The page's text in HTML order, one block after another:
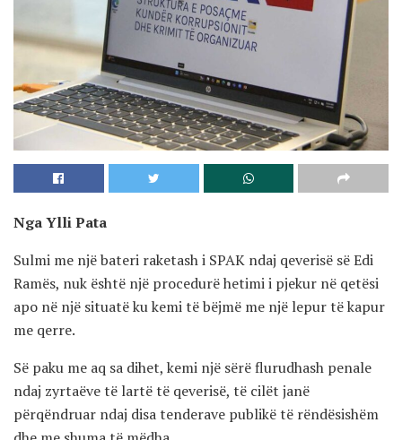
Nga Ylli Pata
Sulmi me një bateri raketash i SPAK ndaj qeverisë së Edi
Ramës, nuk është një procedurë hetimi i pjekur në qetësi
apo në një situatë ku kemi të bëjmë me një lepur të kapur
me qerre.
Së paku me aq sa dihet, kemi një sërë flurudhash penale
ndaj zyrtaëve të lartë të qeverisë, të cilët janë
përqëndruar ndaj disa tenderave publikë të rëndësishëm